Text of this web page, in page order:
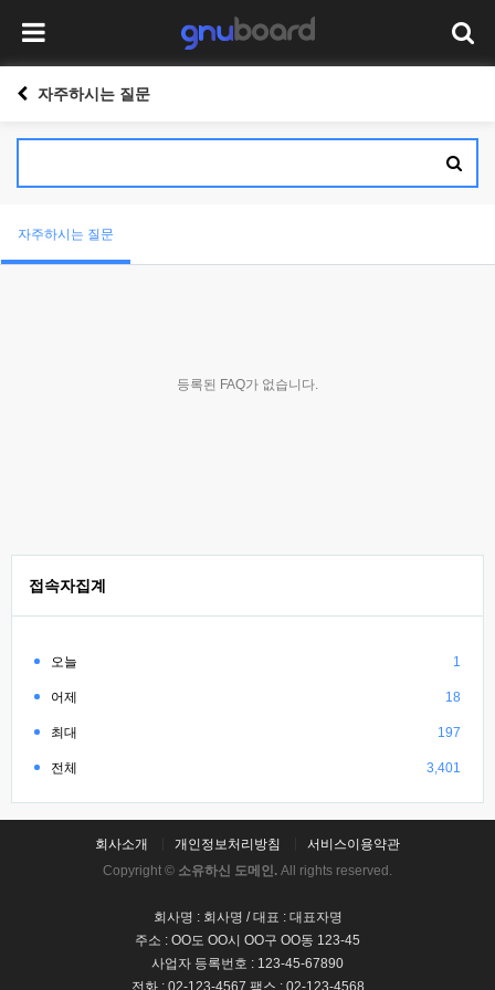
자주하시는 질문
자주하시는 질문
등록된 FAQ가 없습니다.
접속자집계
오늘 1
어제 18
최대 197
전체 3,401
회사소개 개인정보처리방침
서비스이용약관
Copyright © 소유하신 도메인. All rights reserved.
회사명 : 회사명 / 대표 : 대표자명
주소 : OO도 OO시 OO구 OO동 123-45
사업자 등록번호 : 123-45-67890
전화 : 02-123-4567 팩스 : 02-123-4568